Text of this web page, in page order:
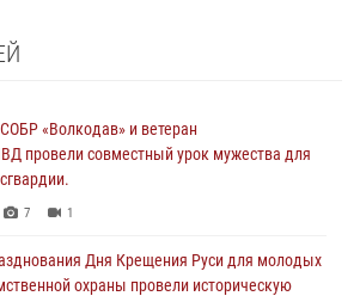
«Волкодав» и ветеран
провели совместный урок мужества для
7 1
Дня Крещения Руси для молодых
охраны провели историческую